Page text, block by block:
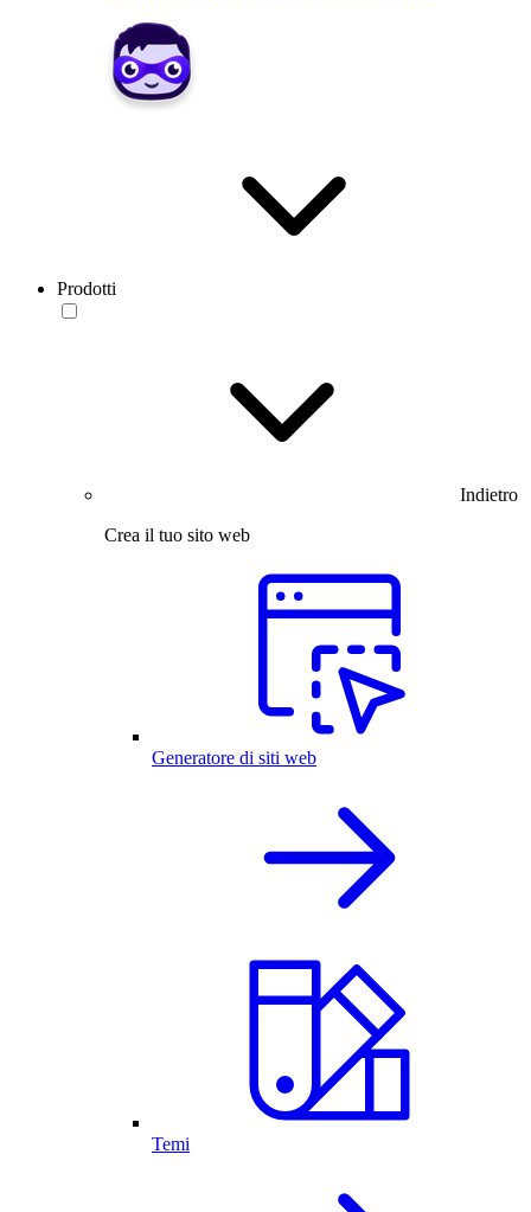
Prodotti
Indietro
Crea il tuo sito web
Generatore di siti web
Temi